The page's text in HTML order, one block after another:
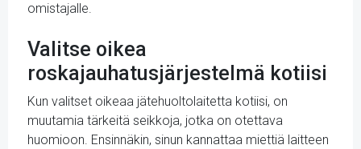
omistajalle.
Valitse oikea
roskajauhatusjärjestelmä kotiisi
Kun valitset oikeaa jätehuoltolaitetta kotiisi, on
muutamia tärkeitä seikkoja, jotka on otettava
huomioon. Ensinnäkin, sinun kannattaa miettiä laitteen